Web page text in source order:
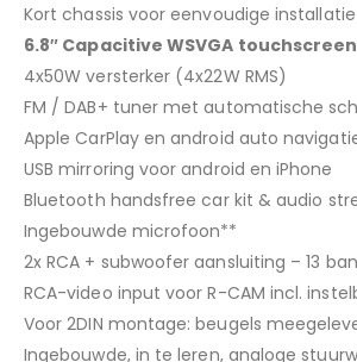
Kort chassis voor eenvoudige installatie
6.8″ Capacitive WSVGA touchscreen
4x50W versterker (4x22W RMS)
FM / DAB+ tuner met automatische
Apple CarPlay en android auto
USB mirroring voor android en iPhone
Bluetooth handsfree car kit & audio
Ingebouwde microfoon**
2x RCA + subwoofer aansluiting – 13
RCA-video input voor R-CAM incl.
Voor 2DIN montage: beugels
Ingebouwde, in te leren, analoge